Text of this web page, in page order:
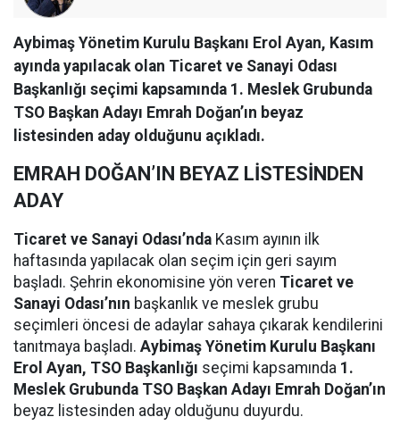
Aybimaş Yönetim Kurulu Başkanı Erol Ayan, Kasım
ayında yapılacak olan Ticaret ve Sanayi Odası
Başkanlığı seçimi kapsamında 1. Meslek Grubunda
TSO Başkan Adayı Emrah Doğan’ın beyaz
listesinden aday olduğunu açıkladı.
EMRAH DOĞAN’IN BEYAZ LİSTESİNDEN
ADAY
Ticaret ve Sanayi Odası’nda Kasım ayının ilk
haftasında yapılacak olan seçim için geri sayım
başladı. Şehrin ekonomisine yön veren Ticaret ve
Sanayi Odası’nın başkanlık ve meslek grubu
seçimleri öncesi de adaylar sahaya çıkarak kendilerini
tanıtmaya başladı. Aybimaş Yönetim Kurulu Başkanı
Erol Ayan, TSO Başkanlığı seçimi kapsamında 1.
Meslek Grubunda TSO Başkan Adayı Emrah Doğan’ın
beyaz listesinden aday olduğunu duyurdu.